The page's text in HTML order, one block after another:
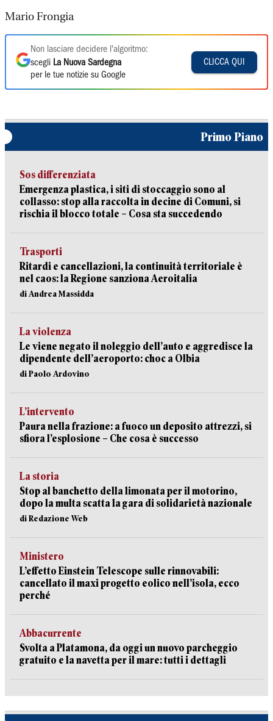
Mario Frongia
Non lasciare decidere l'algoritmo:
scegli La Nuova Sardegna
per le tue notizie su Google
CLICCA QUI
Primo Piano
Sos differenziata
Emergenza plastica, i siti di stoccaggio sono al
collasso: stop alla raccolta in decine di Comuni, si
rischia il blocco totale – Cosa sta succedendo
Trasporti
Ritardi e cancellazioni, la continuità territoriale è
nel caos: la Regione sanziona Aeroitalia
di Andrea Massidda
La violenza
Le viene negato il noleggio dell’auto e aggredisce la
dipendente dell’aeroporto: choc a Olbia
di Paolo Ardovino
L’intervento
Paura nella frazione: a fuoco un deposito attrezzi, si
sfiora l’esplosione – Che cosa è successo
La storia
Stop al banchetto della limonata per il motorino,
dopo la multa scatta la gara di solidarietà nazionale
di Redazione Web
Ministero
L’effetto Einstein Telescope sulle rinnovabili:
cancellato il maxi progetto eolico nell’isola, ecco
perché
Abbacurrente
Svolta a Platamona, da oggi un nuovo parcheggio
gratuito e la navetta per il mare: tutti i dettagli